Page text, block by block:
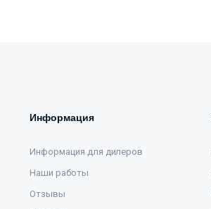
Информация
Информация для дилеров
Наши работы
Отзывы